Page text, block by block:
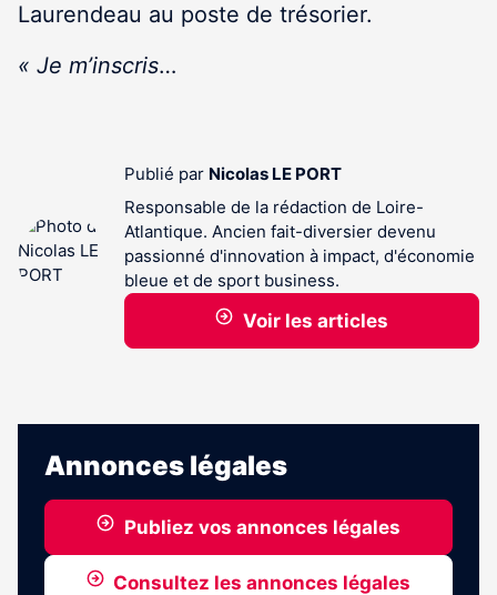
Laurendeau au poste de trésorier.
« Je m’inscris…
Publié par Nicolas LE PORT
Responsable de la rédaction de Loire-
Atlantique. Ancien fait-diversier devenu
passionné d'innovation à impact, d'économie
bleue et de sport business.
Voir les articles
Annonces légales
Publiez vos annonces légales
Consultez les annonces légales